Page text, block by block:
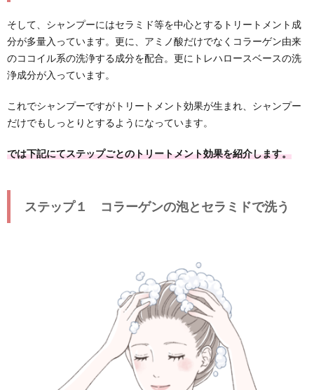
そして、シャンプーにはセラミド等を中心とするトリートメント成
分が多量入っています。更に、アミノ酸だけでなくコラーゲン由来
のココイル系の洗浄する成分を配合。更にトレハロースベースの洗
浄成分が入っています。
これでシャンプーですがトリートメント効果が生まれ、シャンプー
だけでもしっとりとするようになっています。
では下記にてステップごとのトリートメント効果を紹介します。
ステップ１ コラーゲンの泡とセラミドで洗う